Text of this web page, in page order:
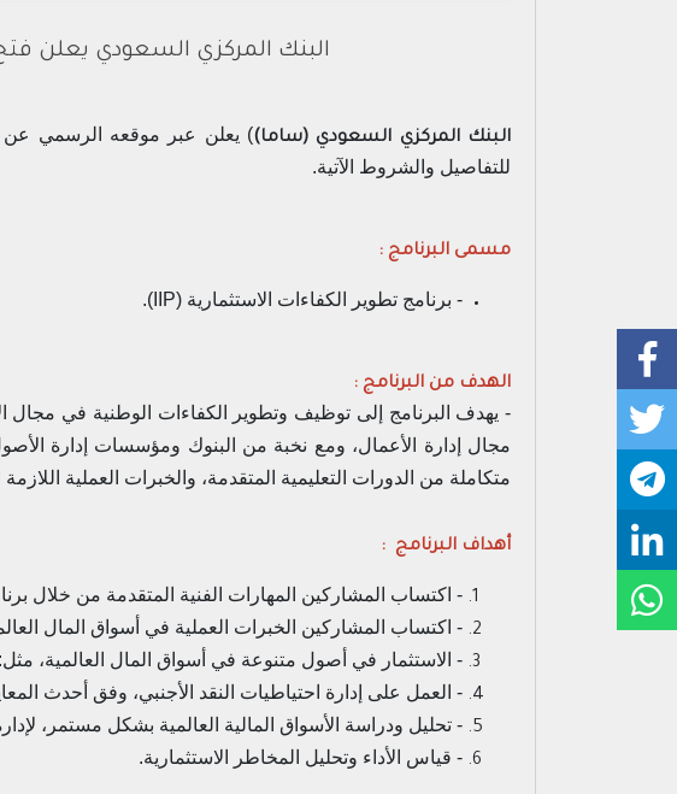
البنك المركزي السعودي يعلن
البنك المركزي السعودي (ساما)) يعلن عبر موقعه الرسمي عن
للتفاصيل والشروط الآتية.
مسمى البرنامج :
- برنامج تطوير الكفاءات الاستثمارية (IIP).
الهدف من البرنامج :
- يهدف البرنامج إلى توظيف وتطوير الكفاءات الوطنية في مجال
مجال إدارة الأعمال، ومع نخبة من البنوك ومؤسسات إدارة
متكاملة من الدورات التعليمية المتقدمة، والخبرات العملية
أهداف البرنامج :
- اكتساب المشاركين المهارات الفنية المتقدمة من خلال
- اكتساب المشاركين الخبرات العملية في أسواق المال
- الاستثمار في أصول متنوعة في أسواق المال العالمية،
- العمل على إدارة احتياطيات النقد الأجنبي، وفق أحدث
- تحليل ودراسة الأسواق المالية العالمية بشكل مستمر،
- قياس الأداء وتحليل المخاطر الاستثمارية.